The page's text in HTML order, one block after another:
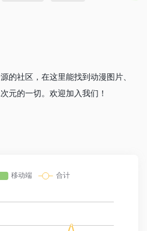
的社区，在这里能找到动漫图片、
元的一切。欢迎加入我们！